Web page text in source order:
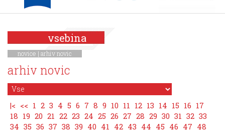
vsebina
novice | arhiv novic
arhiv novic
|< << 1 2 3 4 5 6 7 8 9 10 11 12 13 14 15 16 17
18 19 20 21 22 23 24 25 26 27 28 29 30 31 32 33
34 35 36 37 38 39 40 41 42 43 44 45 46 47 48